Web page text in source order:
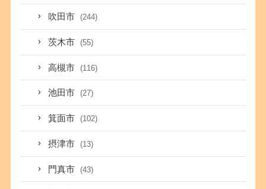
吹田市 (244)
茨木市 (55)
高槻市 (116)
池田市 (27)
箕面市 (102)
摂津市 (13)
門真市 (43)